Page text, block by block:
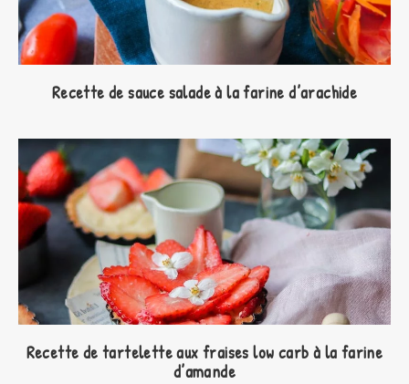
Recette de sauce salade à la farine d’arachide
Recette de tartelette aux fraises low carb à la farine
d’amande